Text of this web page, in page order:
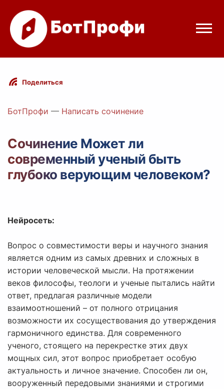
Режимы бота
Цены
Вход с Telegram
Поделиться
БотПрофи — Написать сочинение
Сочинение Может ли
современный ученый быть
глубоко верующим человеком?
Нейросеть:
Вопрос о совместимости веры и научного знания
является одним из самых древних и сложных в
истории человеческой мысли. На протяжении
веков философы, теологи и ученые пытались найти
ответ, предлагая различные модели
взаимоотношений – от полного отрицания
возможности их сосуществования до утверждения
гармоничного единства. Для современного
ученого, стоящего на перекрестке этих двух
мощных сил, этот вопрос приобретает особую
актуальность и личное значение. Способен ли он,
вооруженный передовыми знаниями и строгими